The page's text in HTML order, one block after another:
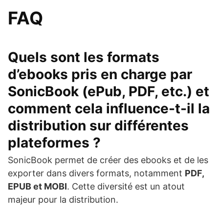
FAQ
Quels sont les formats
d’ebooks pris en charge par
SonicBook (ePub, PDF, etc.) et
comment cela influence-t-il la
distribution sur différentes
plateformes ?
SonicBook permet de créer des ebooks et de les
exporter dans divers formats, notamment PDF,
EPUB et MOBI. Cette diversité est un atout
majeur pour la distribution.